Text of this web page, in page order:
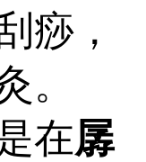
痧，
。
在孱